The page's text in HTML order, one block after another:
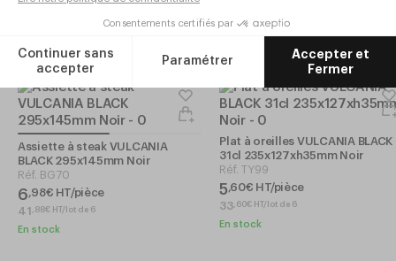
Assiette à steak VULCANIA
BLACK 295x145mm Noir
Réf. BG70
6,98€ HT/pièce
41 , 88€ HT/lot de 6
En stock
Plat à oreilles VULCANIA BLACK
31cl 235x127xh35mm Noir
Réf. TY99
5,60€ HT/pièce
33, 60€ HT/lot de 6
En stock